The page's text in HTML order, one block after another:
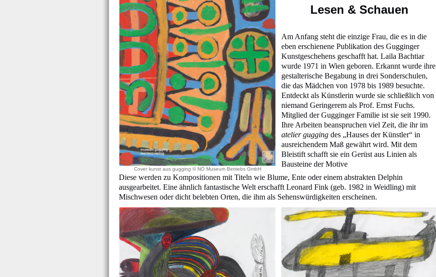
Cover kunst aus gugging © NÖ Museum Betriebs GmbH
Lesen & Schauen
Am Anfang steht die einzige Frau, die es in die
eben erschienene Publikation des Gugginger
Kunstgeschehens geschafft hat. Laila Bachtiar
wurde 1971 in Wien geboren. Erkannt wurde ihre
gestalterische Begabung in drei Sonderschulen,
die das Mädchen von 1978 bis 1989 besuchte.
Entdeckt als Künstlerin wurde sie schließlich von
niemand Geringerem als Prof. Ernst Fuchs.
Mitglied der Gugginger Familie ist sie seit 1990.
Ihre Arbeiten beanspruchen viel Zeit, die ihr im
atelier gugging des „Hauses der Künstler“ in
ausreichendem Maß gewährt wird. Mit dem
Bleistift schafft sie ein Gerüst aus Linien als
Bausteine der Motive
Diese werden zu Kompositionen mit Titeln wie Blume, Ente oder einem abstrakten Delphin
ausgearbeitet. Eine ähnlich fantastische Welt erschafft Leonard Fink (geb. 1982 in Weidling) mit
Mischwesen oder dicht belebten Orten, die ihm als Sehenswürdigkeiten erscheinen.